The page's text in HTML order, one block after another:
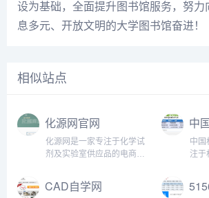
设为基础，全面提升图书馆服务，努力
息多元、开放文明的大学图书馆奋进！
相似站点
化源网官网
化源网是一家专注于化学试
剂及实验室供应品的电商平
试剂CAS号查询、仪器设
备、实验耗材、生物试剂、
中
中国
注于
成
的机
CAD自学网